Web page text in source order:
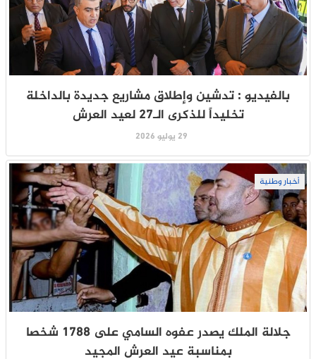
بالفيديو : تدشين وإطلاق مشاريع جديدة بالداخلة
تخليداً للذكرى الـ27 لعيد العرش
29 يوليو 2026
أخبار وطنية
جلالة الملك يصدر عفوه السامي على 1788 شخصا
بمناسبة عيد العرش المجيد